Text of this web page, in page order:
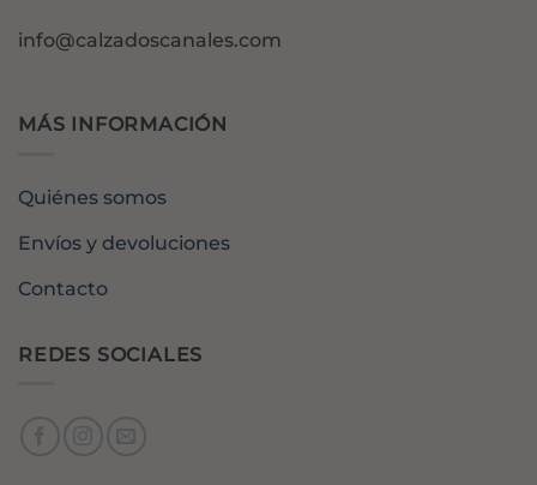
info@calzadoscanales.com
MÁS INFORMACIÓN
Quiénes somos
Envíos y devoluciones
Contacto
REDES SOCIALES